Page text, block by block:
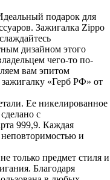
подарок для
Зажигалка Zippo
дизайном этого
чего-то по-
вам эпитом
«Герб РФ» от
Ее никелированное
с
999,9. Каждая
неповторимостью и
только предмет стиля и
Благодаря